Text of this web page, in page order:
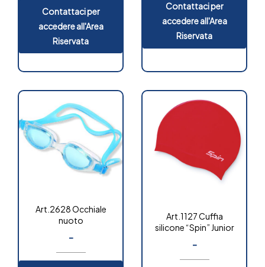
Contattaci per
accedere all'Area
Riservata
Contattaci per
accedere all'Area
Riservata
Art.2628 Occhiale
nuoto
-
Art.1127 Cuffia
silicone “Spin” Junior
-